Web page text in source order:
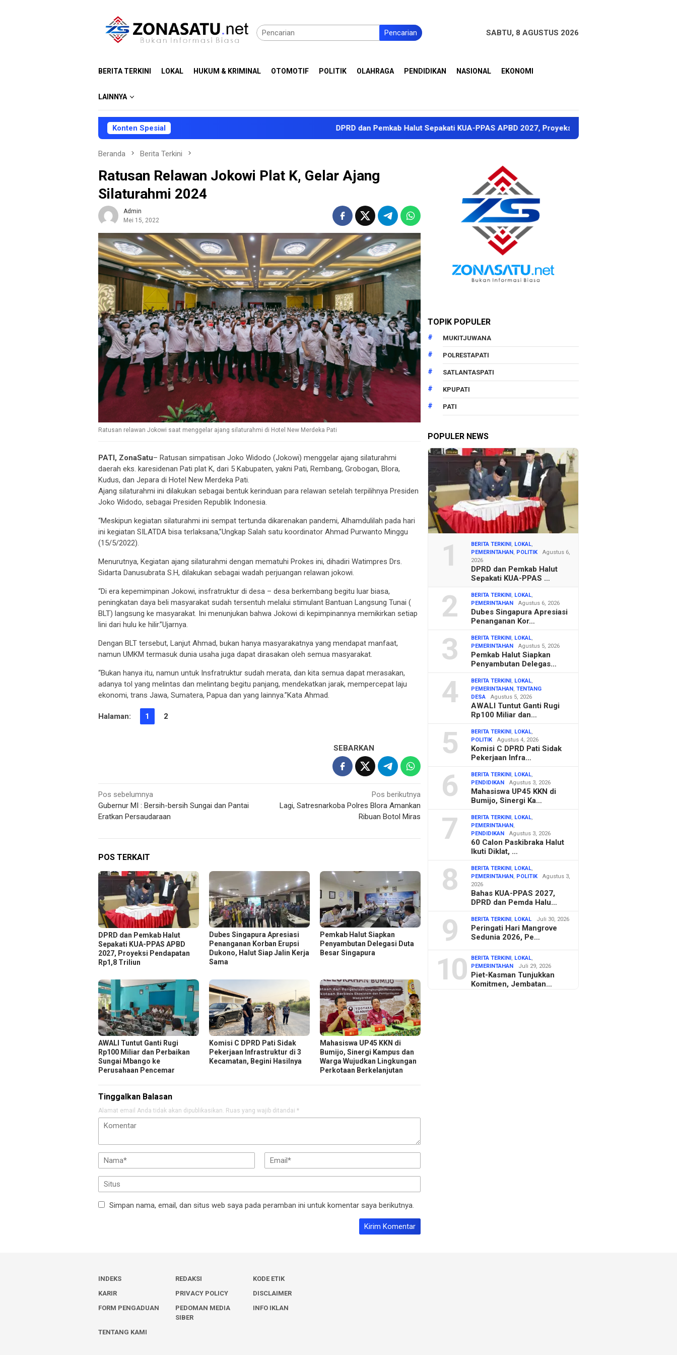
Pencarian SABTU, 8 AGUSTUS 2026
BERITA TERKINI LOKAL HUKUM & KRIMINAL OTOMOTIF POLITIK OLAHRAGA PENDIDIKAN NASIONAL EKONOMI
LAINNYA
Konten Spesial DPRD dan Pemkab Halut Sepakati KUA-PPAS APBD 2027, Proyeksi Pendapatan Rp1,8 Triliun
Beranda Berita Terkini
Ratusan Relawan Jokowi Plat K, Gelar Ajang
Silaturahmi 2024
Admin
Mei 15, 2022
Ratusan relawan Jokowi saat menggelar ajang silaturahmi di Hotel New Merdeka Pati
PATI, ZonaSatu– Ratusan simpatisan Joko Widodo (Jokowi) menggelar ajang silaturahmi
daerah eks. karesidenan Pati plat K, dari 5 Kabupaten, yakni Pati, Rembang, Grobogan, Blora,
Kudus, dan Jepara di Hotel New Merdeka Pati.
Ajang silaturahmi ini dilakukan sebagai bentuk kerinduan para relawan setelah terpilihnya Presiden
Joko Widodo, sebagai Presiden Republik Indonesia.
“Meskipun kegiatan silaturahmi ini sempat tertunda dikarenakan pandemi, Alhamdulilah pada hari
ini kegiatan SILATDA bisa terlaksana,”Ungkap Salah satu koordinator Ahmad Purwanto Minggu
(15/5/2022).
Menurutnya, Kegiatan ajang silaturahmi dengan mematuhi Prokes ini, dihadiri Watimpres Drs.
Sidarta Danusubrata S.H, dilakukan sebagai wadah perjuangan relawan jokowi.
“Di era kepemimpinan Jokowi, insfratruktur di desa – desa berkembang begitu luar biasa,
peningkatan daya beli masyarakat sudah tersentuh melalui stimulant Bantuan Langsung Tunai (
BLT) langsung ke masyarakat. Ini menunjukan bahwa Jokowi di kepimpinannya memikirkan setiap
lini dari hulu ke hilir.”Ujarnya.
Dengan BLT tersebut, Lanjut Ahmad, bukan hanya masyarakatnya yang mendapat manfaat,
namun UMKM termasuk dunia usaha juga dapat dirasakan oleh semua masyarakat.
“Bukan hanya itu, namun untuk Insfratruktur sudah merata, dan kita semua dapat merasakan,
adanya tol yang melintas dan melintang begitu panjang, mendekatkan jarak, mempercepat laju
ekonomi, trans Jawa, Sumatera, Papua dan yang lainnya.”Kata Ahmad.
Halaman: 1 2
SEBARKAN
Navigasi
pos
Pos sebelumnya
Gubernur MI : Bersih-bersih Sungai dan Pantai
Eratkan Persaudaraan
Pos berikutnya
Lagi, Satresnarkoba Polres Blora Amankan
Ribuan Botol Miras
POS TERKAIT
DPRD dan Pemkab Halut
Sepakati KUA-PPAS APBD
2027, Proyeksi Pendapatan
Rp1,8 Triliun
Dubes Singapura Apresiasi
Penanganan Korban Erupsi
Dukono, Halut Siap Jalin Kerja
Sama
Pemkab Halut Siapkan
Penyambutan Delegasi Duta
Besar Singapura
AWALI Tuntut Ganti Rugi
Rp100 Miliar dan Perbaikan
Sungai Mbango ke
Perusahaan Pencemar
Komisi C DPRD Pati Sidak
Pekerjaan Infrastruktur di 3
Kecamatan, Begini Hasilnya
Mahasiswa UP45 KKN di
Bumijo, Sinergi Kampus dan
Warga Wujudkan Lingkungan
Perkotaan Berkelanjutan
Tinggalkan Balasan
Alamat email Anda tidak akan dipublikasikan. Ruas yang wajib ditandai *
Simpan nama, email, dan situs web saya pada peramban ini untuk komentar saya berikutnya.
TOPIK POPULER
MUKITJUWANA
POLRESTAPATI
SATLANTASPATI
KPUPATI
PATI
POPULER NEWS
1 BERITA TERKINI , LOKAL,
PEMERINTAHAN , POLITIK
Agustus 6,
2026
DPRD dan Pemkab Halut
Sepakati KUA-PPAS …
2 BERITA TERKINI , LOKAL,
PEMERINTAHAN
Agustus 6, 2026
Dubes Singapura Apresiasi
Penanganan Kor…
3 BERITA TERKINI , LOKAL,
PEMERINTAHAN
Agustus 5, 2026
Pemkab Halut Siapkan
Penyambutan Delegas…
4 BERITA TERKINI , LOKAL,
PEMERINTAHAN ,TENTANG
DESA
Agustus 5, 2026
AWALI Tuntut Ganti Rugi
Rp100 Miliar dan…
5 BERITA TERKINI , LOKAL,
POLITIK
Agustus 4, 2026
Komisi C DPRD Pati Sidak
Pekerjaan Infra…
6 BERITA TERKINI , LOKAL,
PENDIDIKAN
Agustus 3, 2026
Mahasiswa UP45 KKN di
Bumijo, Sinergi Ka…
7 BERITA TERKINI , LOKAL,
PEMERINTAHAN ,
PENDIDIKAN
Agustus 3, 2026
60 Calon Paskibraka Halut
Ikuti Diklat, …
8 BERITA TERKINI , LOKAL,
PEMERINTAHAN , POLITIK
Agustus 3,
2026
Bahas KUA-PPAS 2027,
DPRD dan Pemda Halu…
9 BERITA TERKINI , LOKAL Juli 30, 2026
Peringati Hari Mangrove
Sedunia 2026, Pe…
10 BERITA TERKINI , LOKAL,
PEMERINTAHAN
Juli 29, 2026
Piet-Kasman Tunjukkan
Komitmen, Jembatan…
INDEKS REDAKSI
KODE ETIK
KARIR
PRIVACY POLICY
DISCLAIMER
FORM PENGADUAN
PEDOMAN MEDIA
SIBER
INFO IKLAN
TENTANG KAMI